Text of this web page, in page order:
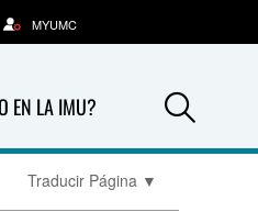
EN LA IMU?
MYUMC
Traducir Página ▼